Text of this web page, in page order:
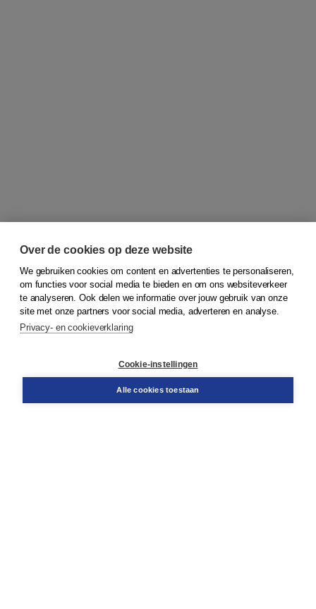
© 2026Koninklijke Boom uitgevers
Bestellen
Over de cookies op deze website
We gebruiken cookies om content en advertenties te personaliseren,
om functies voor social media te bieden en om ons websiteverkeer
te analyseren. Ook delen we informatie over jouw gebruik van onze
site met onze partners voor social media, adverteren en analyse.
Privacy- en cookieverklaring
Cookie-instellingen
Alle cookies toestaan